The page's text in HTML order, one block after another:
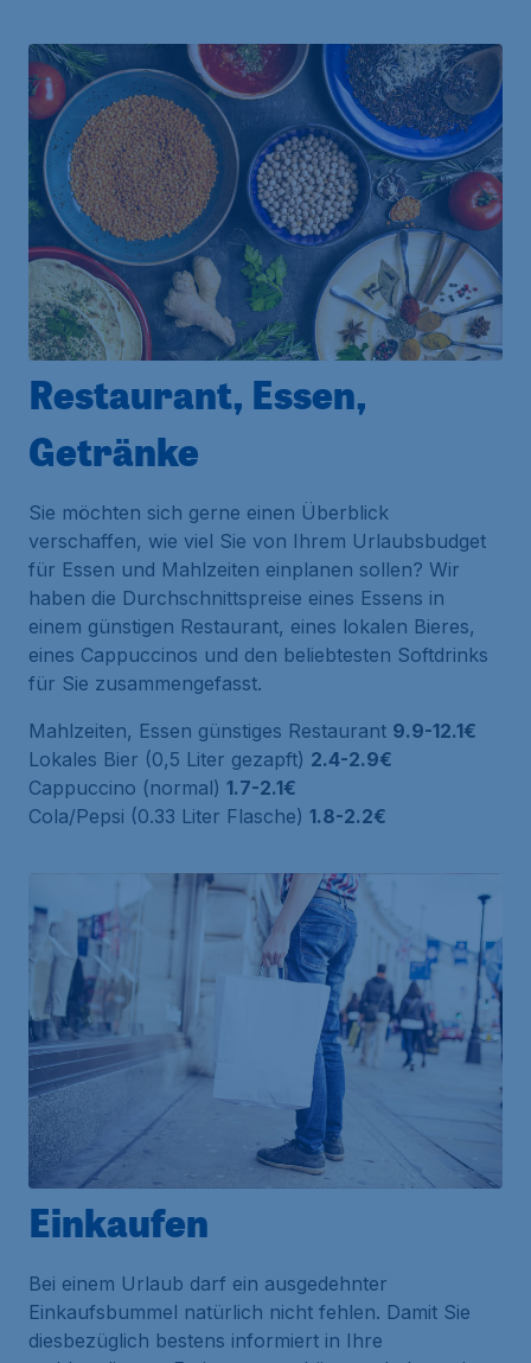
Restaurant, Essen,
Getränke
Sie möchten sich gerne einen Überblick
verschaffen, wie viel Sie von Ihrem Urlaubsbudget
für Essen und Mahlzeiten einplanen sollen? Wir
haben die Durchschnittspreise eines Essens in
einem günstigen Restaurant, eines lokalen Bieres,
eines Cappuccinos und den beliebtesten Softdrinks
für Sie zusammengefasst.
Mahlzeiten, Essen günstiges Restaurant 9.9-12.1€
Lokales Bier (0,5 Liter gezapft) 2.4-2.9€
Cappuccino (normal) 1.7-2.1€
Cola/Pepsi (0.33 Liter Flasche) 1.8-2.2€
Einkaufen
Bei einem Urlaub darf ein ausgedehnter
Einkaufsbummel natürlich nicht fehlen. Damit Sie
diesbezüglich bestens informiert in Ihre